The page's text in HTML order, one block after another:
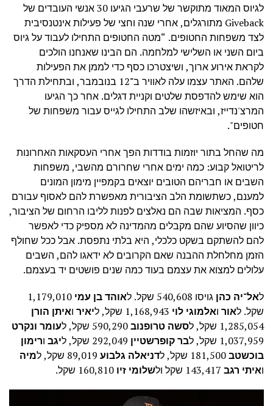
לגיוס המאוד מתוקשר של שרעבי הגיעו 30 אנשי העובדים של
Giveback מתורגלים, אחרי שנה וחצי של פעילות אינטנסיבית
לצד משפחות החטופים. “מטה החטופים התחילו לעבוד על גיוס
ביום השני או השלישי למלחמה. הם הבינו שאנחנו הולכים
לקראת אירוע ארוך, ושיצטרכו כסף כדי לממן את הפעילות
שלהם
. האתר עצמו עלה לאוויר ב־12 בנובמבר, ובתחילת הדרך
הוא שימש להדפסת שלטים וקניית דגלים. אחר כך הגיעו
המרצ'נדייז, ובאיזשהו שלב התחילו לגייס עבור משפחות של
חטופים".
מה שהחל בתור יוזמות בודדות הפך אחרי העסקאות האחרונות
לריטואל קבוע: כמה ימים אחרי שחרורם מהשבי, משפחות
השבים או חבריהם הטובים יוצאים בקמפיין מימון המונים
למענם, כשתשומת הלב הציבורית מאפשרת להם לאסוף עבורם
כסף. המציאות שבה הם נאלצים לפנות לליבו הרחום של הציבור,
כיוון שהסיוע שהם מקבלים מהמדינה לא מספיק כדי לאפשר
להם להשתקם בשקט כלכלי, היא בלתי נתפסת. אבל ככל שחולף
הזמן מחלחלת ההבנה שאם הקרובים לא ידאגו להם, השבים
עלולים למצוא את עצמם בעוד כמה שנים פושטים יד בעצמם.
לאל־יה כהן גויסו 540,608 שקל. ל אוהד בן עמי 1,179,010
שקל. לאור ואלמוגי לוי יאיר ואיתן הורן
1,285,054 שקל, ל
סשה טרופנוב
עומר ונקרט
1,037,959 שקל, ל
בר קופרשטיין יגב ורימון
בוכשטב
דניאלה גלבוע
מיה
ואיתי רגב שלומי זיו